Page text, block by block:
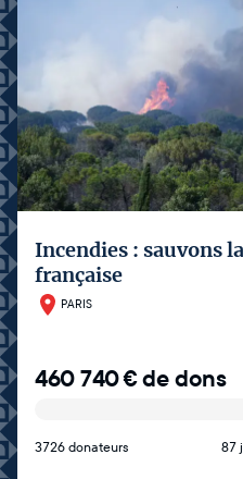
Incendies : sauvons
française
PARIS
460 740€de dons
3726 donateurs 87